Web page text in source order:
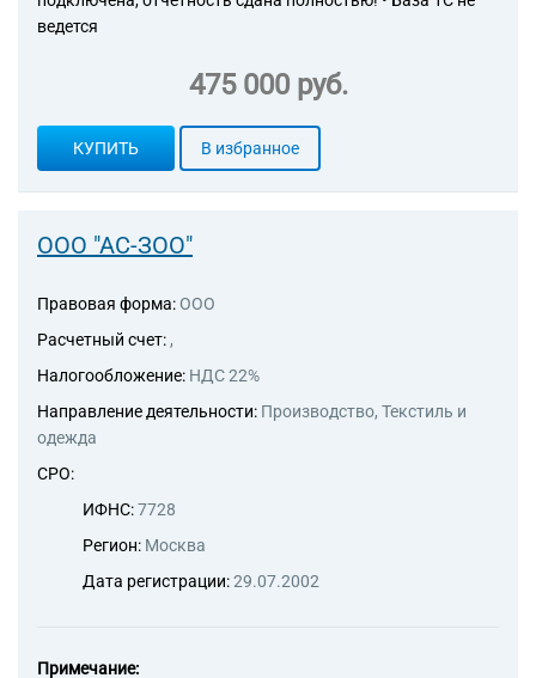
ведется
475 000 руб.
КУПИТЬ В избранное
ООО "АС-ЗОО"
Правовая форма: ООО
Расчетный счет: ,
Налогообложение: НДС 22%
Направление деятельности: Производство, Текстиль и
одежда
СРО:
ИФНС:7728
Регион: Москва
Дата регистрации:29.07.2002
Примечание: